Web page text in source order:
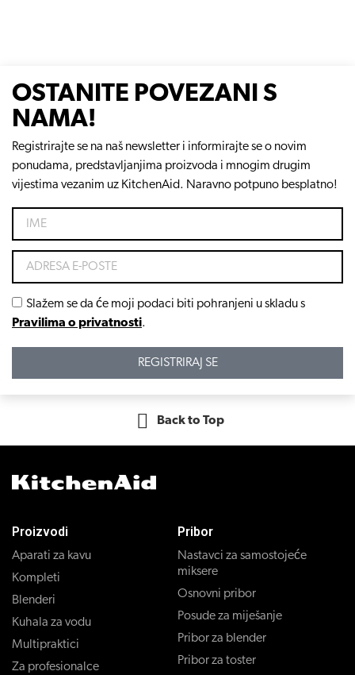
OSTANITE POVEZANI S
NAMA!
Registrirajte se na naš newsletter i informirajte se o novim
ponudama, predstavljanjima proizvoda i mnogim drugim
vijestima vezanim uz KitchenAid. Naravno potpuno besplatno!
Slažem se da će moji podaci biti pohranjeni u skladu s
Pravilima o privatnosti.
REGISTRIRAJ SE
Back to Top
Proizvodi
Aparati za kavu
Kompleti
Blenderi
Kuhala za vodu
Multipraktici
Za profesionalce
Pribor
Nastavci za samostojeće
miksere
Osnovni pribor
Posude za miješanje
Pribor za blender
Pribor za toster